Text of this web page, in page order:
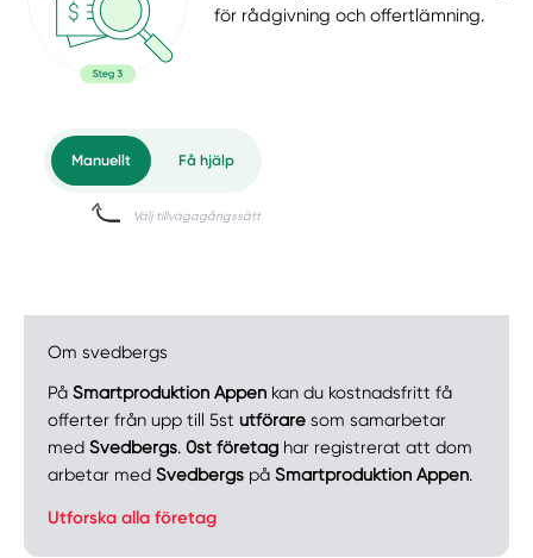
för rådgivning och offertlämning.
Om svedbergs
PåSmartproduktion Appen kan du kostnadsfritt få
offerter från upp till 5stutförare som samarbetar
medSvedbergs.0st företag har registrerat att dom
arbetar medSvedbergs på Smartproduktion Appen.
Utforska alla företag